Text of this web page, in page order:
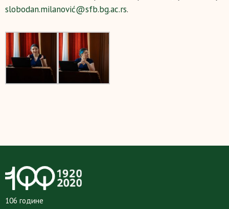
slobodan.milanović@sfb.bg.ac.rs.
106 године